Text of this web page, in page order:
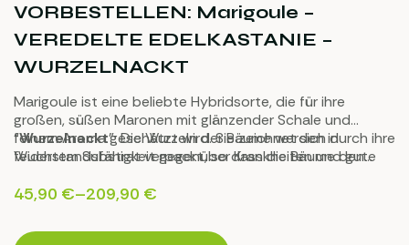
VORBESTELLEN: Marigoule –
VEREDELTE EDELKASTANIE –
WURZELNACKT
Marigoule ist eine beliebte Hybridsorte, die für ihre
großen, süßen Maronen mit glänzender Schale und
feinem Aroma geschätzt wird. Sie zeichnet sich durch ihre
Widerstandsfähigkeit gegenüber Krankheiten und gute
Anbaubedingungen aus. Diese Kastanien sind ideal zum
Rezepten.
“Wurzelnackt”: Die Wurzeln der Bäume werden in
feuchtem Substrat verpackt, so dass die Bäume den
45,90 €–209,90 €